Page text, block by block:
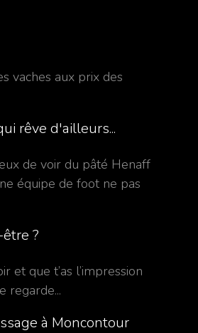
vaches aux prix des
rêve d'ailleurs...
de voir du pâté Henaff
équipe de foot ne pas
?
et que t’as l’impression
regarde...
à Moncontour